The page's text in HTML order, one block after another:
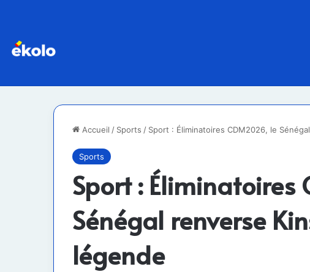
Accueil / Sports / Sport : Éliminatoires CDM2026, le
Sports
Sport : Éliminatoires
Sénégal renverse
légende